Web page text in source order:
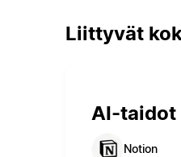
Liittyvät
AI-taidot
Notion